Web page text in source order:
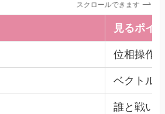
スクロールできます
見るポイ
位相操作
ベクトル
誰と戦い